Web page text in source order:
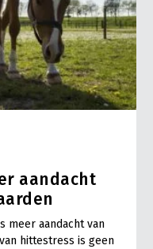
aandacht
meer aandacht van
hittestress is geen